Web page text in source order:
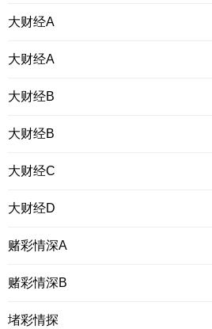
大财经A
大财经A
大财经B
大财经B
大财经C
大财经D
赌彩情深A
赌彩情深B
堵彩情探